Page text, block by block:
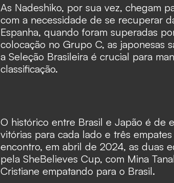
As Nadeshiko, por sua vez, chegam
com a necessidade de se recuperar
Espanha, quando foram superadas
colocação no Grupo C, as japonesas
a Seleção Brasileira é crucial para
classificação.
O histórico entre Brasil e Japão é de
vitórias para cada lado e três
encontro, em abril de 2024, as duas
pela SheBelieves Cup, com Mina
Cristiane empatando para o Brasil.